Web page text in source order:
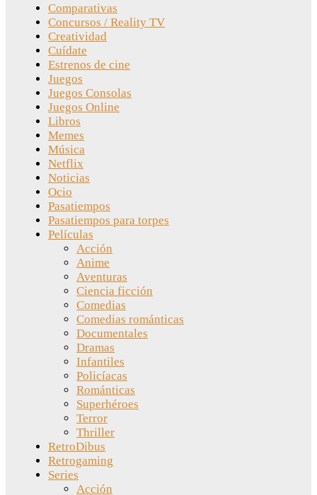
Comparativas
Concursos / Reality TV
Creatividad
Cuídate
Estrenos de cine
Juegos
Juegos Consolas
Juegos Online
Libros
Memes
Música
Netflix
Noticias
Ocio
Pasatiempos
Pasatiempos para torpes
Películas
Acción
Anime
Aventuras
Ciencia ficción
Comedias
Comedias románticas
Documentales
Dramas
Infantiles
Policíacas
Románticas
Superhéroes
Terror
Thriller
RetroDibus
Retrogaming
Series
Acción